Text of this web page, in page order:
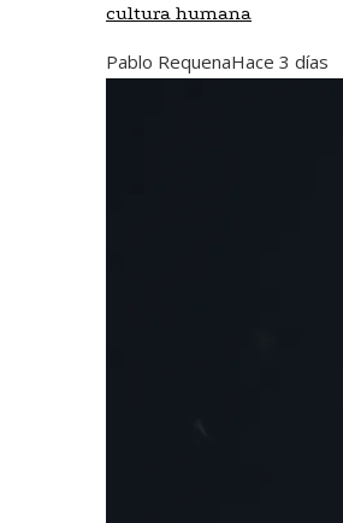
cultura humana
Pablo RequenaHace 3 días